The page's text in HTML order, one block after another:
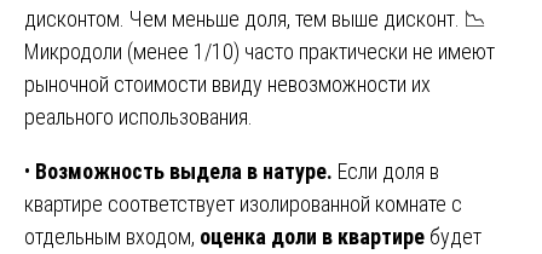
дисконтом. Чем меньше доля, тем выше дисконт. 📉
Микродоли (менее 1/10) часто практически не имеют
рыночной стоимости ввиду невозможности их
реального использования.
• Возможность выдела в натуре. Если доля в
квартире соответствует изолированной комнате с
отдельным входом, оценка доли в квартире будет